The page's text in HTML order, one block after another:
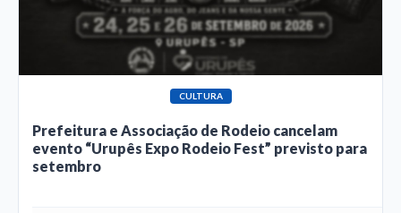
CULTURA
Prefeitura e Associação de Rodeio cancelam
evento “Urupês Expo Rodeio Fest” previsto para
setembro